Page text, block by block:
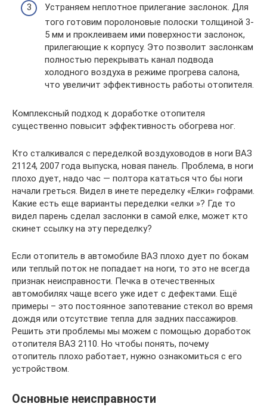
Устраняем неплотное прилегание заслонок. Для
того готовим поролоновые полоски толщиной 3-
5 мм и проклеиваем ими поверхности заслонок,
прилегающие к корпусу. Это позволит заслонкам
полностью перекрывать канал подвода
холодного воздуха в режиме прогрева салона,
что увеличит эффективность работы отопителя.
Комплексный подход к доработке отопителя
существенно повысит эффективность обогрева ног.
Кто сталкивался с переделкой воздуховодов в ноги ВАЗ
21124, 2007 года выпуска, новая панель. Проблема, в ноги
плохо дует, надо час — полтора кататься что бы ноги
начали греться. Видел в инете переделку «Елки» гофрами.
Какие есть еще варианты переделки «елки »? Где то
видел парень сделал заслонки в самой елке, может кто
скинет ссылку на эту переделку?
Если отопитель в автомобиле ВАЗ плохо дует по бокам
или теплый поток не попадает на ноги, то это не всегда
признак неисправности. Печка в отечественных
автомобилях чаще всего уже идет с дефектами. Ещё
примеры – это постоянное запотевание стекол во время
дождя или отсутствие тепла для задних пассажиров.
Решить эти проблемы мы можем с помощью доработок
отопителя ВАЗ 2110. Но чтобы понять, почему
отопитель плохо работает, нужно ознакомиться с его
устройством.
Основные неисправности